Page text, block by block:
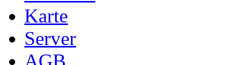
Karte
Server